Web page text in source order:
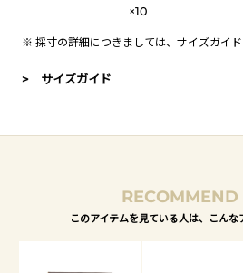
×10
※ 採寸の詳細につきましては、 サイズガイド
> サイズガイド
RECOMMEND
このアイテムを見ている人は、こん